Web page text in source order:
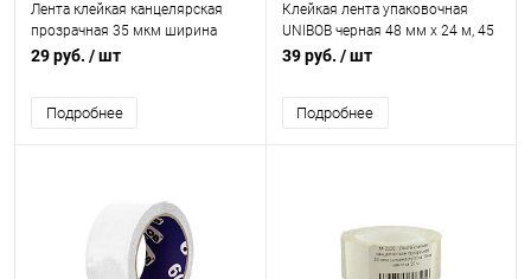
Лента клейкая канцелярская
прозрачная 35 мкм ширина
рулона12 мм намотка 20 м
29 руб. / шт
Подробнее
Клейкая лента упаковочная
UNIBOB черная 48 мм х 24 м, 45
мкм
39 руб. / шт
Подробнее